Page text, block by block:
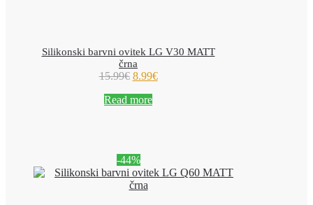
Silikonski barvni ovitek LG V30 MATT
črna
15.99€ 8.99€
Read more
-44%